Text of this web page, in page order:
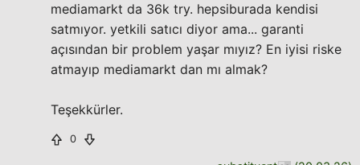
mediamarkt da 36k try. hepsiburada kendisi
satmıyor. yetkili satıcı diyor ama... garanti
açısından bir problem yaşar mıyız? En iyisi riske
atmayıp mediamarkt dan mı almak?
Teşekkürler.
0